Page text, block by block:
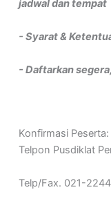
jadwal dan tempat
- Syarat &
- Daftarkan
Konfirmasi Peserta:
Telpon Pusdiklat
Telp/Fax. 021-